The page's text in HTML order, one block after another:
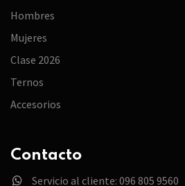
Hombres
Mujeres
Clase 2026
Ternos
Accesorios
Contacto
Servicio al cliente: 096 805 9560